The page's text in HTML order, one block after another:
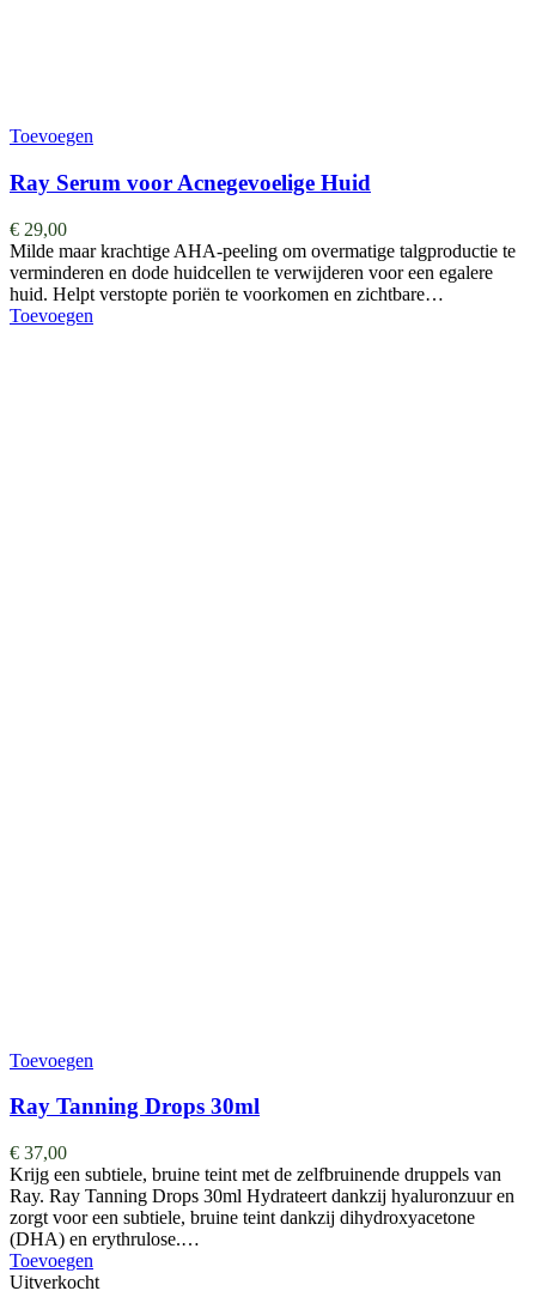
Toevoegen
Ray Serum voor Acnegevoelige Huid
€ 29,00
Milde maar krachtige AHA-peeling om overmatige talgproductie te
verminderen en dode huidcellen te verwijderen voor een egalere
huid. Helpt verstopte poriën te voorkomen en zichtbare…
Toevoegen
Toevoegen
Ray Tanning Drops 30ml
€ 37,00
Krijg een subtiele, bruine teint met de zelfbruinende druppels van
Ray. Ray Tanning Drops 30ml Hydrateert dankzij hyaluronzuur en
zorgt voor een subtiele, bruine teint dankzij dihydroxyacetone
(DHA) en erythrulose.…
Toevoegen
Uitverkocht